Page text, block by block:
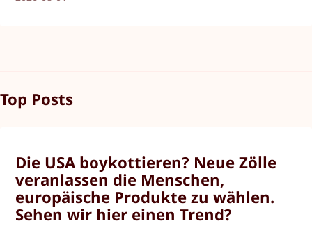
Top Posts
Die USA boykottieren? Neue Zölle
veranlassen die Menschen,
europäische Produkte zu wählen.
Sehen wir hier einen Trend?